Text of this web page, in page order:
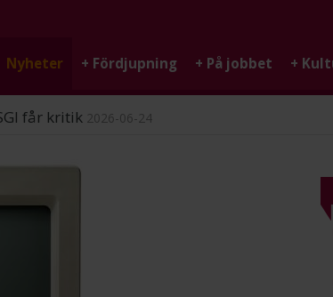
Nyheter + Fördjupning + På jobbet +
2026-06-25